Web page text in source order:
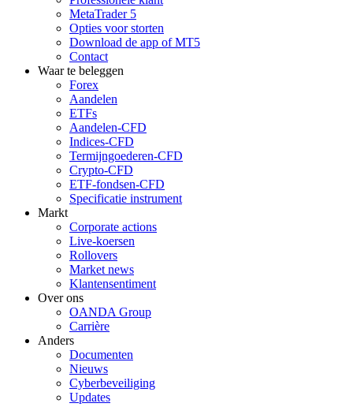
MetaTrader 5
Opties voor storten
Download de app of MT5
Contact
Waar te beleggen
Forex
Aandelen
ETFs
Aandelen-CFD
Indices-CFD
Termijngoederen-CFD
Crypto-CFD
ETF-fondsen-CFD
Specificatie instrument
Markt
Corporate actions
Live-koersen
Rollovers
Market news
Klantensentiment
Over ons
OANDA Group
Carrière
Anders
Documenten
Nieuws
Cyberbeveiliging
Updates